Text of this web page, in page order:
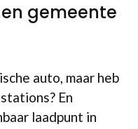
gemeente
auto, maar heb
En
laadpunt in